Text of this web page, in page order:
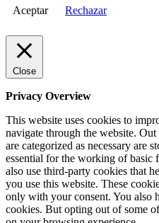
Aceptar Rechazar
Close
Privacy Overview
This website uses cookies to
navigate through the website.
are categorized as necessary are
essential for the working of basic
also use third-party cookies that
you use this website. These
only with your consent. You also
cookies. But opting out of some